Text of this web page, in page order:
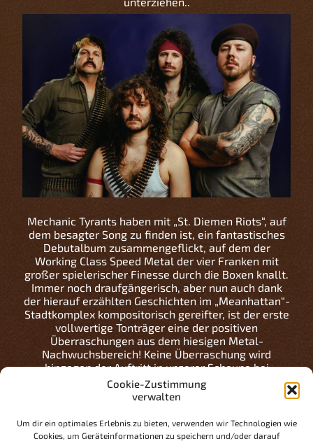
Cookie-Zustimmung
verwalten
Um dir ein optimales Erlebnis zu bieten, verwenden wir Technologien wie
Cookies, um Geräteinformationen zu speichern und/oder darauf
Mechanic Tyrants haben mit „St. Diemen Riots“, auf
dem besagter Song zu finden ist, ein fantastisches
Debutalbum zusammengeflickt, auf dem der
Working Class Speed Metal der vier Franken mit
großer spielerischer Finesse durch die Boxen knallt.
Immer noch draufgängerisch, aber nun auch dank
der hierauf erzählten Geschichten im „Meanhattan“-
Stadtkomplex kompositorisch gereifter, ist der erste
vollwertige Tonträger eine der positiven
Überraschungen aus dem hiesigen Metal-
Nachwuchsbereich! Keine Überraschung wird
hingegen der Auftritt in unserer Scheune bei
unserem zwölften STORM CRUSHER FESTIVAL
werden, denn die Jungs haben sich bei ihren
Clubs in den letzten Jahren schon einen gewissen
Ruf erspielt: Alkohol, Randale, Pöbeleien !!!